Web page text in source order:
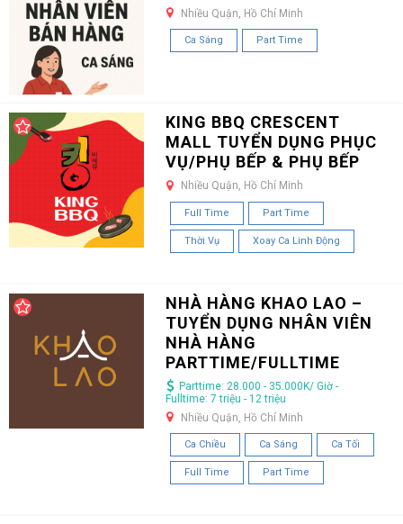
Nhiều Quận, Hồ Chí Minh
Ca Sáng Part Time
KING BBQ CRESCENT
MALL TUYỂN DỤNG PHỤC
VỤ/PHỤ BẾP & PHỤ BẾP
Nhiều Quận, Hồ Chí Minh
Full Time Part Time
Thời Vụ Xoay Ca Linh Động
NHÀ HÀNG KHAO LAO –
TUYỂN DỤNG NHÂN VIÊN
NHÀ HÀNG
PARTTIME/FULLTIME
Parttime: 28.000 - 35.000K/ Giờ -
Fulltime: 7 triệu - 12 triệu
Nhiều Quận, Hồ Chí Minh
Ca Chiều Ca Sáng Ca Tối
Full Time Part Time